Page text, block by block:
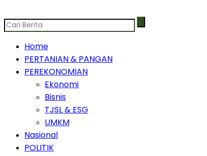
Home
PERTANIAN & PANGAN
PEREKONOMIAN
Ekonomi
Bisnis
TJSL & ESG
UMKM
Nasional
POLITIK